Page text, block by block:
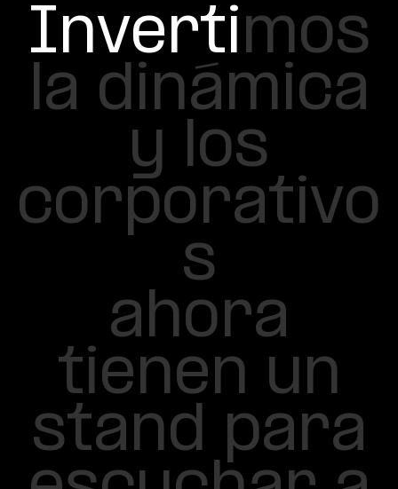
Invertimos
la dinámica
y los
corporativo
s
ahora
tienen un
stand para